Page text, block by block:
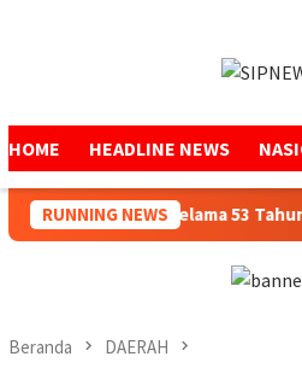
HOME HEADLINE NEWS
RUNNING NEWS
Amanah Selama 53 Tahun,
Beranda DAERAH